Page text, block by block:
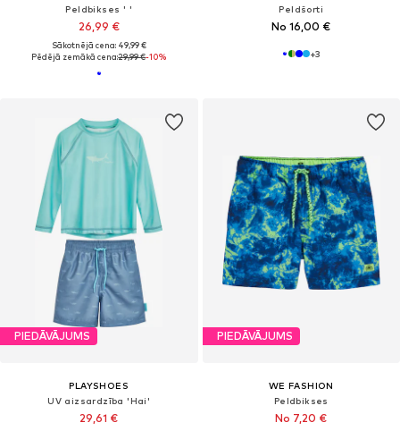
Peldbikses ' '
26,99 €
Sākotnējā cena: 49,99 €
Pēdējā zemākā cena:29,99 €-10%
Peldšorti
No 16,00 €
+3
PIEDĀVĀJUMS
PLAYSHOES
UV aizsardzība 'Hai'
29,61 €
PIEDĀVĀJUMS
WE FASHION
Peldbikses
No 7,20 €